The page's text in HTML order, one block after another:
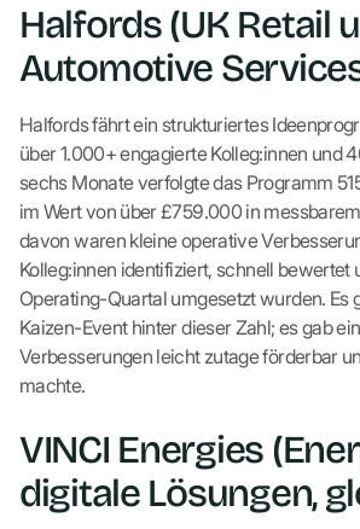
Halfords (UK Retail
Automotive
Halfords fährt ein strukturiertes
über 1.000+ engagierte Kolleg:innen und
sechs Monate verfolgte das Programm
im Wert von über £759.000 in
davon waren kleine operative
Kolleg:innen identifiziert, schnell bewertet
Operating-Quartal umgesetzt wurden. Es
Kaizen-Event hinter dieser Zahl; es gab
Verbesserungen leicht zutage förderbar
machte.
VINCI Energies
digitale Lösungen,